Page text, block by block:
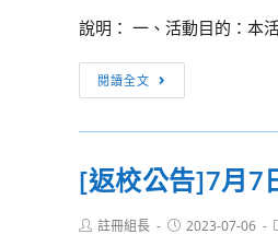
試
理
「112
國
性
多
時
尚
設
計
辦
理
「動
說明： 一、活動目的：本
閱讀全文
息
轉
輔
大
[返校公告]7月7
Post註冊組長
Post2023-07-06